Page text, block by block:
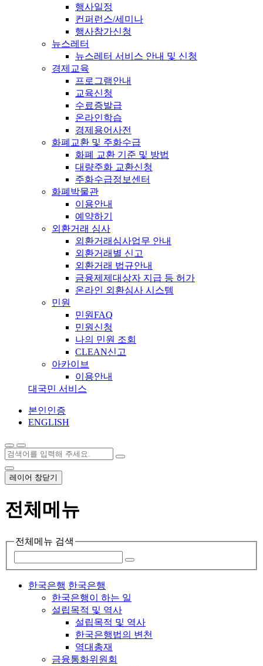
행사일정
컨퍼런스/세미나
행사참가신청
뉴스레터
뉴스레터 서비스 안내 및 신청
경제교육
프로그램안내
교육신청
수료증발급
온라인학습
경제용어사전
화폐교환 및 주화수급
화폐 교환 기준 및 방법
대량주화 교환신청
주화수급정보센터
화폐박물관
이용안내
예약하기
외환거래 심사
외환거래심사업무 안내
외환거래별 신고
외환거래 법규안내
금융제제대상자 지급 등 허가
온라인 외환심사 시스템
민원
민원FAQ
민원신청
나의 민원 조회
CLEAN신고
아카이브
이용안내
대국민 서비스
본인인증
ENGLISH
레이어 창닫기
전체메뉴
전체메뉴 검색
한국은행 한국은행
한국은행이 하는 일
설립목적 및 역사
설립목적 및 역사
한국은행법의 변천
역대총재
금융통화위원회